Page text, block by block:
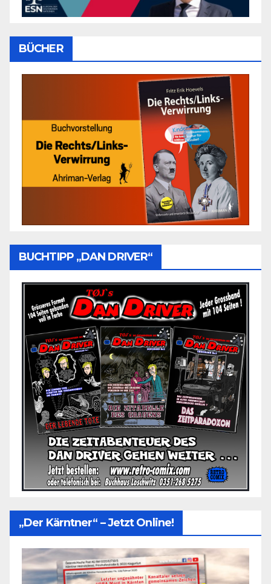
BÜCHER
BUCHTIPP „DAN DRIVER“
„Der Kärntner“ – Jetzt Online!